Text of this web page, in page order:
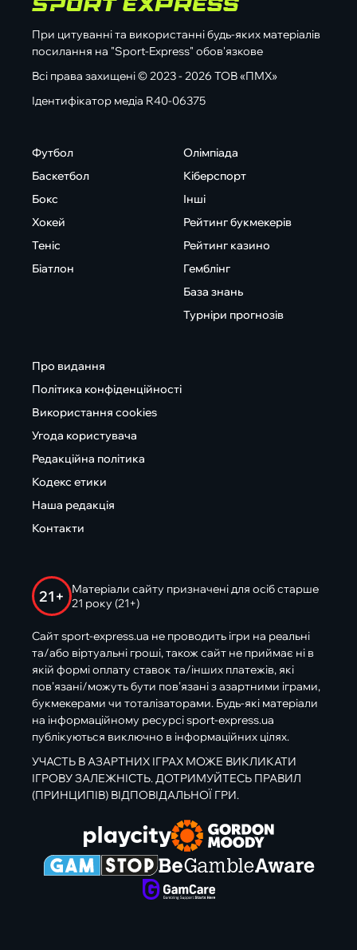
При цитуванні та використанні будь-яких матеріалів
посилання на "Sport-Express" обов'язкове
Всі права захищені © 2023 - 2026 ТОВ «ПМХ»
Ідентифікатор медіа R40-06375
Футбол
Баскетбол
Бокс
Хокей
Теніс
Біатлон
Олімпіада
Кіберспорт
Інші
Рейтинг букмекерів
Рейтинг казино
Гемблінг
База знань
Турніри прогнозів
Про видання
Політика конфіденційності
Використання cookies
Угода користувача
Редакційна політика
Кодекс етики
Наша редакція
Контакти
21+
Матеріали сайту призначені для осіб старше
21 року (21+)
Сайт sport-express.ua не проводить ігри на реальні
та/або віртуальні гроші, також сайт не приймає ні в
якій формі оплату ставок та/інших платежів, які
пов’язані/можуть бути пов’язані з азартними іграми,
букмекерами чи тоталізаторами. Будь-які матеріали
на інформаційному ресурсі sport-express.ua
публікуються виключно в інформаційних цілях.
УЧАСТЬ В АЗАРТНИХ ІГРАХ МОЖЕ ВИКЛИКАТИ
ІГРОВУ ЗАЛЕЖНІСТЬ. ДОТРИМУЙТЕСЬ ПРАВИЛ
(ПРИНЦИПІВ) ВІДПОВІДАЛЬНОЇ ГРИ.